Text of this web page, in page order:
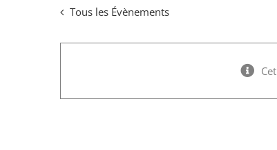
Tous les Évènements
Réminiscence,